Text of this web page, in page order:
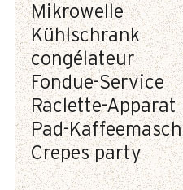
Mikrowelle
Kühlschrank
congélateur
Fondue-Service
Raclette-Apparat
Pad-
Crepes party